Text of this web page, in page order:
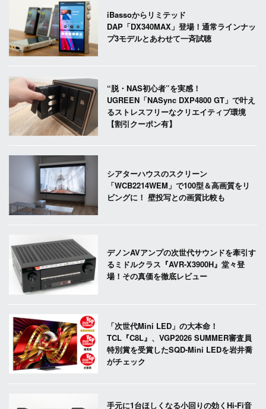
iBassoからリミテッド
DAP「DX340MAX」登場！通常ラインナッ
プ3モデルとあわせて一斉試聴
“脱・NAS初心者”を実感！
UGREEN「NASync DXP4800 GT」で叶え
るストレスフリーなクリエイティブ環境
【割引クーポン有】
シアターハウスのスクリーン
「WCB2214WEM」で100型＆高画質をリ
ビングに！ 壁投写との画質比較も
デノンAVアンプの次世代サウンドを牽引す
るミドルクラス『AVR-X3900H』堂々登
場！その真価を徹底レビュー
「次世代Mini LED」の大本命！
TCL『C8L』、VGP2026 SUMMER審査員
特別賞を受賞したSQD-Mini LEDを岩井喬
がチェック
手元に1台ほしくなる小回りの効くHi-Fi音